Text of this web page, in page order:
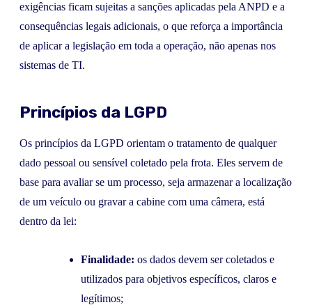
exigências ficam sujeitas a sanções aplicadas pela ANPD e a
consequências legais adicionais, o que reforça a importância
de aplicar a legislação em toda a operação, não apenas nos
sistemas de TI.
Princípios da LGPD
Os princípios da LGPD orientam o tratamento de qualquer
dado pessoal ou sensível coletado pela frota. Eles servem de
base para avaliar se um processo, seja armazenar a localização
de um veículo ou gravar a cabine com uma câmera, está
dentro da lei:
Finalidade: os dados devem ser coletados e
utilizados para objetivos específicos, claros e
legítimos;